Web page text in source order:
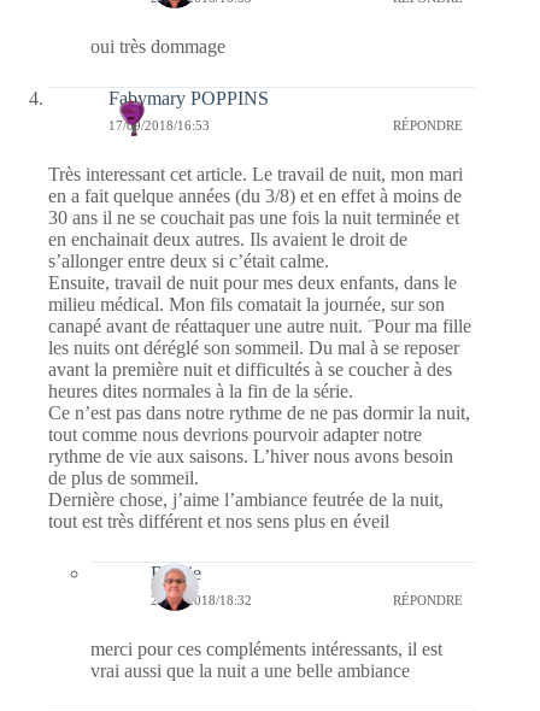
oui très dommage
Fabymary POPPINS
17/09/2018/16:53 RÉPONDRE
Très interessant cet article. Le travail de nuit, mon mari
en a fait quelque années (du 3/8) et en effet à moins de
30 ans il ne se couchait pas une fois la nuit terminée et
en enchainait deux autres. Ils avaient le droit de
s’allonger entre deux si c’était calme.
Ensuite, travail de nuit pour mes deux enfants, dans le
milieu médical. Mon fils comatait la journée, sur son
canapé avant de réattaquer une autre nuit. ¨Pour ma fille
les nuits ont déréglé son sommeil. Du mal à se reposer
avant la première nuit et difficultés à se coucher à des
heures dites normales à la fin de la série.
Ce n’est pas dans notre rythme de ne pas dormir la nuit,
tout comme nous devrions pourvoir adapter notre
rythme de vie aux saisons. L’hiver nous avons besoin
de plus de sommeil.
Dernière chose, j’aime l’ambiance feutrée de la nuit,
tout est très différent et nos sens plus en éveil
Bernie
23/09/2018/18:32 RÉPONDRE
merci pour ces compléments intéressants, il est
vrai aussi que la nuit a une belle ambiance